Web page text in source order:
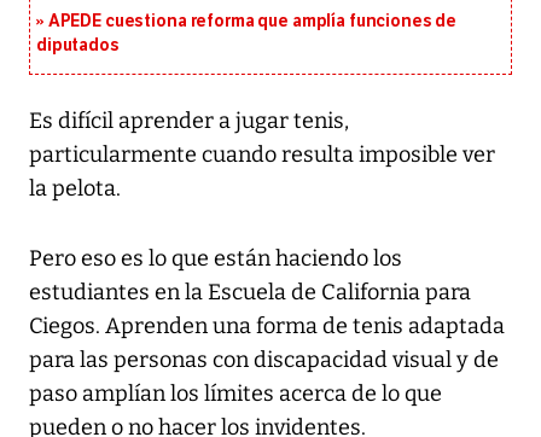
APEDE cuestiona reforma que amplía funciones de
diputados
Es difícil aprender a jugar tenis,
particularmente cuando resulta imposible ver
la pelota.
Pero eso es lo que están haciendo los
estudiantes en la Escuela de California para
Ciegos. Aprenden una forma de tenis adaptada
para las personas con discapacidad visual y de
paso amplían los límites acerca de lo que
pueden o no hacer los invidentes.